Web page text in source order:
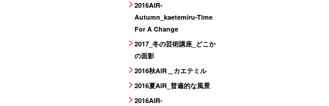
2016AIR-
Autumn_kaetemiru-Time
For A Change
2017_冬の芸術講座_どこか
の面影
2016秋AIR＿カエテミル
2016夏AIR_普遍的な風景
2016AIR-